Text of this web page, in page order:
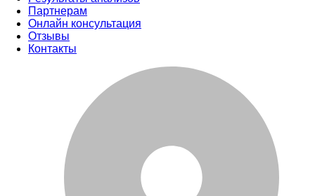
Партнерам
Онлайн консультация
Отзывы
Контакты